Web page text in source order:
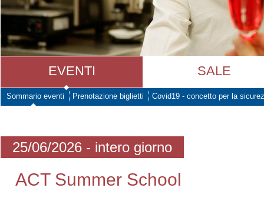
EVENTI SALE
Sommario eventi Prenotazione biglietti Covid19 - concetto per la
25/06/2026 - intero giorno
ACT Summer School